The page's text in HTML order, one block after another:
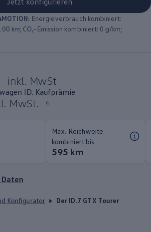
: Energieverbrauch kombiniert:
km; CO₂-Emission kombiniert: 0 g/km;
inkl. MwSt
ID. Kaufprämie
MwSt. 4
Max. Reichweite
kombiniert bis
595 km
Konfigurator Der ID.7 GTX Tourer